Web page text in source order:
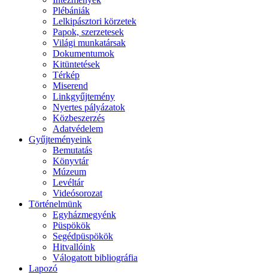
Plébániák
Lelkipásztori körzetek
Papok, szerzetesek
Világi munkatársak
Dokumentumok
Kitüntetések
Térkép
Miserend
Linkgyűjtemény
Nyertes pályázatok
Közbeszerzés
Adatvédelem
Gyűjteményeink
Bemutatás
Könyvtár
Múzeum
Levéltár
Videósorozat
Történelmünk
Egyházmegyénk
Püspökök
Segédpüspökök
Hitvallóink
Válogatott bibliográfia
Lapozó